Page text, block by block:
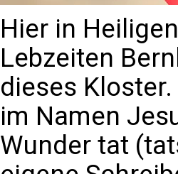
Hier in
Lebzeiten
dieses
im Namen
Wunder tat